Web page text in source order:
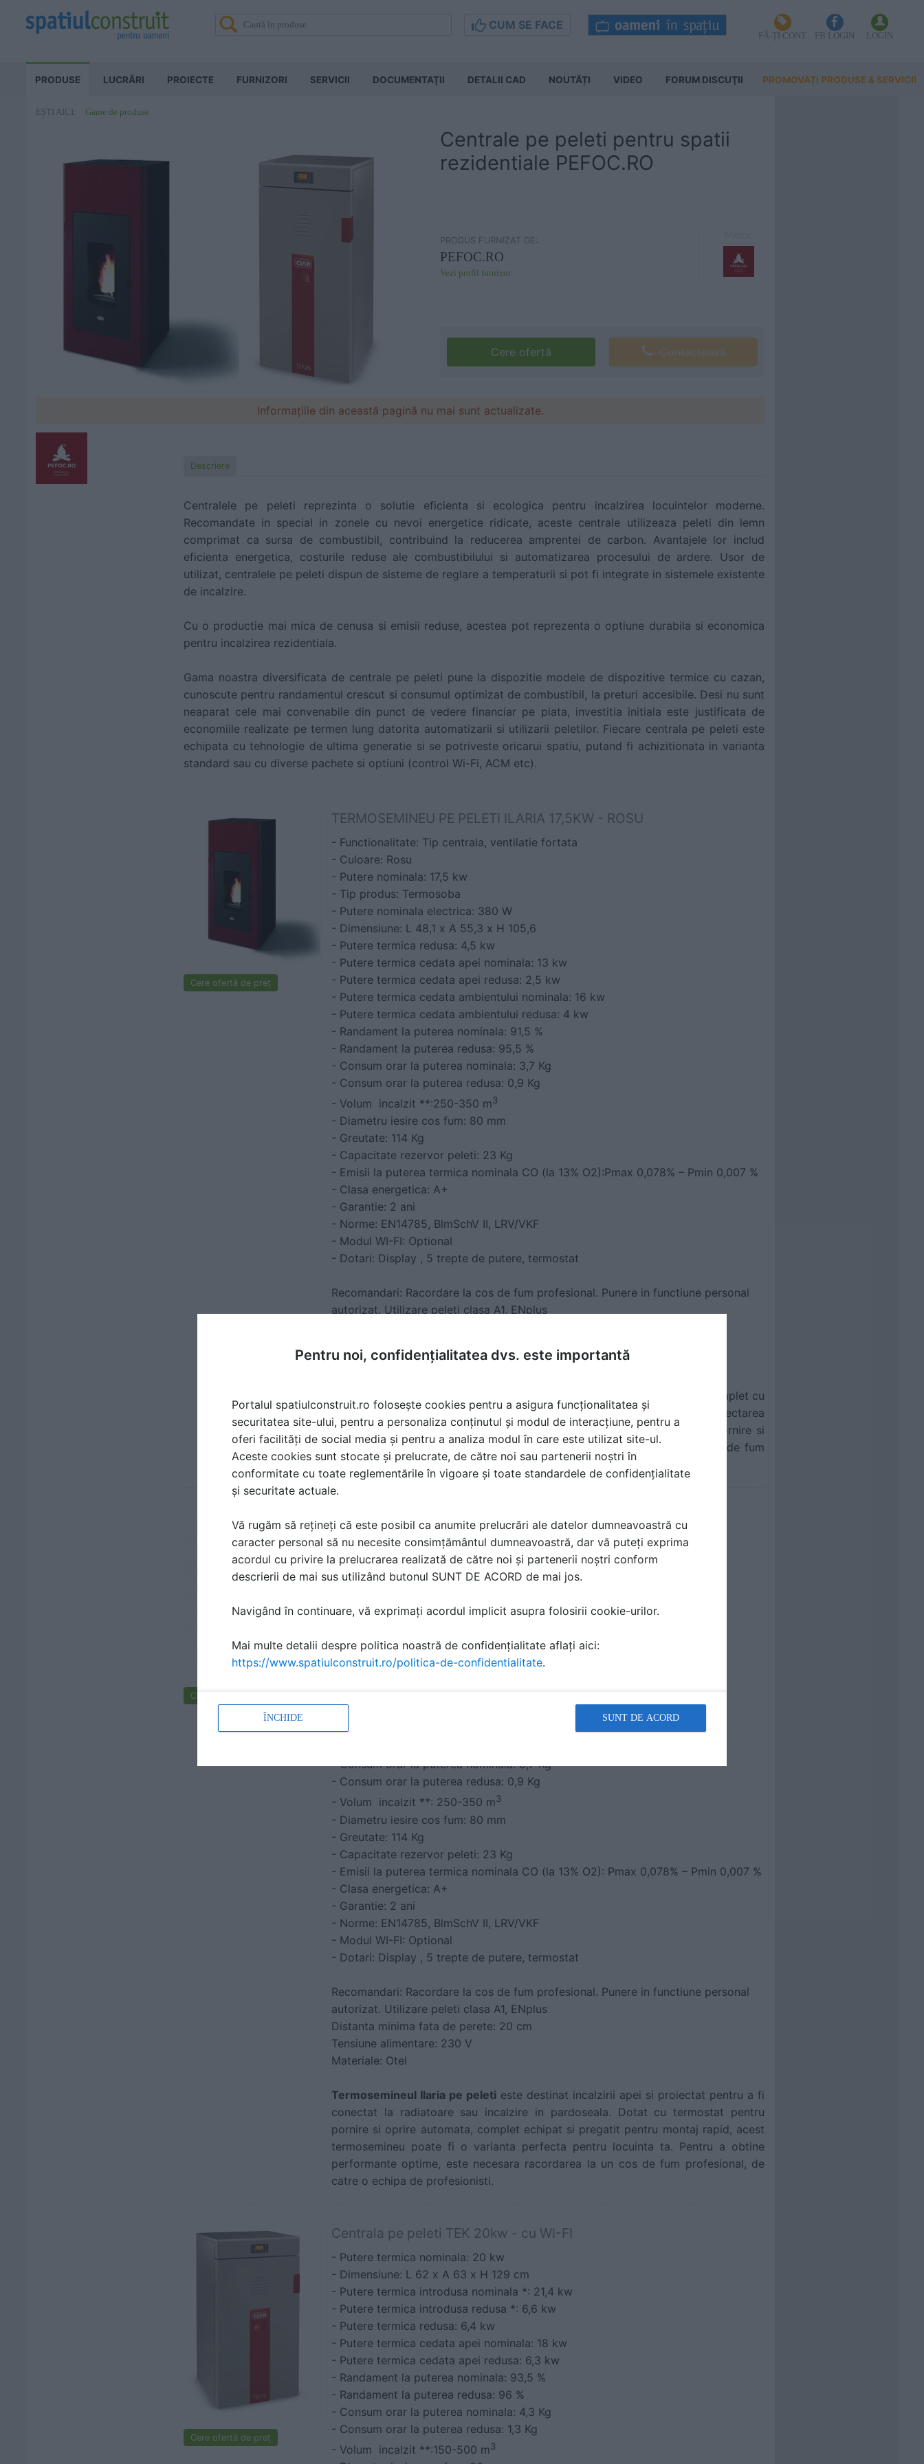
CUM SE FACE
FĂ-ȚI CONT FB LOGIN LOGIN
PRODUSE LUCRĂRI PROIECTE FURNIZORI SERVICII DOCUMENTAŢII DETALII CAD NOUTĂȚI VIDEO FORUM DISCUŢII PROMOVAȚI PRODUSE & SERVICII
EȘTI AICI: Game de produse
Centrale pe peleti pentru spatii
rezidentiale PEFOC.RO
PRODUS FURNIZAT DE:
PEFOC.RO
Vezi profil furnizor
Cere ofertă Contactează
Informațiile din această pagină nu mai sunt actualizate.
Descriere
Centralele pe peleti reprezinta o solutie eficienta si ecologica pentru incalzirea locuintelor moderne.
Recomandate in special in zonele cu nevoi energetice ridicate, aceste centrale utilizeaza peleti din lemn
comprimat ca sursa de combustibil, contribuind la reducerea amprentei de carbon. Avantajele lor includ
eficienta energetica, costurile reduse ale combustibilului si automatizarea procesului de ardere. Usor de
utilizat, centralele pe peleti dispun de sisteme de reglare a temperaturii si pot fi integrate in sistemele existente
de incalzire.
Cu o productie mai mica de cenusa si emisii reduse, acestea pot reprezenta o optiune durabila si economica
pentru incalzirea rezidentiala.
Gama noastra diversificata de centrale pe peleti pune la dispozitie modele de dispozitive termice cu cazan,
cunoscute pentru randamentul crescut si consumul optimizat de combustibil, la preturi accesibile. Desi nu sunt
neaparat cele mai convenabile din punct de vedere financiar pe piata, investitia initiala este justificata de
economiile realizate pe termen lung datorita automatizarii si utilizarii peletilor. Fiecare centrala pe peleti este
echipata cu tehnologie de ultima generatie si se potriveste oricarui spatiu, putand fi achizitionata in varianta
standard sau cu diverse pachete si optiuni (control Wi-Fi, ACM etc).
Cere ofertă de preț
TERMOSEMINEU PE PELETI ILARIA 17,5KW - ROSU
- Functionalitate: Tip centrala, ventilatie fortata
- Culoare: Rosu
- Putere nominala: 17,5 kw
- Tip produs: Termosoba
- Putere nominala electrica: 380 W
- Dimensiune: L 48,1 x A 55,3 x H 105,6
- Putere termica redusa: 4,5 kw
- Putere termica cedata apei nominala: 13 kw
- Putere termica cedata apei redusa: 2,5 kw
- Putere termica cedata ambientului nominala: 16 kw
- Putere termica cedata ambientului redusa: 4 kw
- Randament la puterea nominala: 91,5 %
- Randament la puterea redusa: 95,5 %
- Consum orar la puterea nominala: 3,7 Kg
- Consum orar la puterea redusa: 0,9 Kg
- Volum incalzit **:250-350 m3
- Diametru iesire cos fum: 80 mm
- Greutate: 114 Kg
- Capacitate rezervor peleti: 23 Kg
- Emisii la puterea termica nominala CO (la 13% O2):Pmax 0,078% – Pmin 0,007 %
- Clasa energetica: A+
- Garantie: 2 ani
- Norme: EN14785, BlmSchV II, LRV/VKF
- Modul WI-FI: Optional
- Dotari: Display , 5 trepte de putere, termostat
Recomandari: Racordare la cos de fum profesional. Punere in functiune personal
autorizat. Utilizare peleti clasa A1, ENplus
- Materiale: Otel
O soba termosemineu automatizata cu peleti pentru incalzire, echipata complet cu
pompa de apa, vas de expansiune si kit de siguranta, pregatita pentru conectarea
la radiatoare sau incalzire in pardoseala. Dispune de termostat pentru pornire si
oprire automata. Pentru performante optime, trebuie conectata la un cos de fum
profesional.
Cere ofertă de preț
TERMOSEMINEU PE PELETI ILARIA 17,5KW - TORTORA
- Functionalitate: Tip centrala, ventilatie fortata
- Culoare: Gri
- Putere nominala: 17,5 kw
- Putere nominala electrica: 380 W
- Putere termica redusa: 4,5 kw
- Putere termica cedata apei nominala: 13 kw
- Randament la puterea nominala: 91,5 %
- Consum orar la puterea nominala: 3,7 Kg
- Consum orar la puterea redusa: 0,9 Kg
- Volum incalzit **: 250-350 m3
- Diametru iesire cos fum: 80 mm
- Greutate: 114 Kg
- Capacitate rezervor peleti: 23 Kg
- Emisii la puterea termica nominala CO (la 13% O2): Pmax 0,078% – Pmin 0,007 %
- Clasa energetica: A+
- Garantie: 2 ani
- Norme: EN14785, BlmSchV II, LRV/VKF
- Modul WI-FI: Optional
- Dotari: Display , 5 trepte de putere, termostat
Recomandari: Racordare la cos de fum profesional. Punere in functiune personal
autorizat. Utilizare peleti clasa A1, ENplus
Distanta minima fata de perete: 20 cm
Tensiune alimentare: 230 V
Materiale: Otel
Termosemineul Ilaria pe peleti este destinat incalzirii apei si proiectat pentru a fi
conectat la radiatoare sau incalzire in pardoseala. Dotat cu termostat pentru
pornire si oprire automata, complet echipat si pregatit pentru montaj rapid, acest
termosemineu poate fi o varianta perfecta pentru locuinta ta. Pentru a obtine
performante optime, este necesara racordarea la un cos de fum profesional, de
catre o echipa de profesionisti.
Cere ofertă de preț
Centrala pe peleti TEK 20kw - cu WI-FI
- Putere termica nominala: 20 kw
- Dimensiune: L 62 x A 63 x H 129 cm
- Putere termica introdusa nominala *: 21,4 kw
- Putere termica introdusa redusa *: 6,6 kw
- Putere termica redusa: 6,4 kw
- Putere termica cedata apei nominala: 18 kw
- Putere termica cedata apei redusa: 6,3 kw
- Randament la puterea nominala: 93,5 %
- Randament la puterea redusa: 96 %
- Consum orar la puterea nominala: 4,3 Kg
- Consum orar la puterea redusa: 1,3 Kg
- Volum incalzit **:150-500 m3
Pentru noi, confidențialitatea dvs. este importantă
Portalul spatiulconstruit.ro folosește cookies pentru a asigura funcționalitatea și
securitatea site-ului, pentru a personaliza conținutul și modul de interacțiune, pentru a
oferi facilități de social media și pentru a analiza modul în care este utilizat site-ul.
Aceste cookies sunt stocate și prelucrate, de către noi sau partenerii noștri în
conformitate cu toate reglementările în vigoare și toate standardele de confidențialitate
și securitate actuale.
Vă rugăm să rețineți că este posibil ca anumite prelucrări ale datelor dumneavoastră cu
caracter personal să nu necesite consimțământul dumneavoastră, dar vă puteți exprima
acordul cu privire la prelucrarea realizată de către noi și partenerii noștri conform
descrierii de mai sus utilizând butonul SUNT DE ACORD de mai jos.
Navigând în continuare, vă exprimați acordul implicit asupra folosirii cookie-urilor.
Mai multe detalii despre politica noastră de confidențialitate aflați aici:
https://www.spatiulconstruit.ro/politica-de-confidentialitate.
ÎNCHIDE SUNT DE ACORD